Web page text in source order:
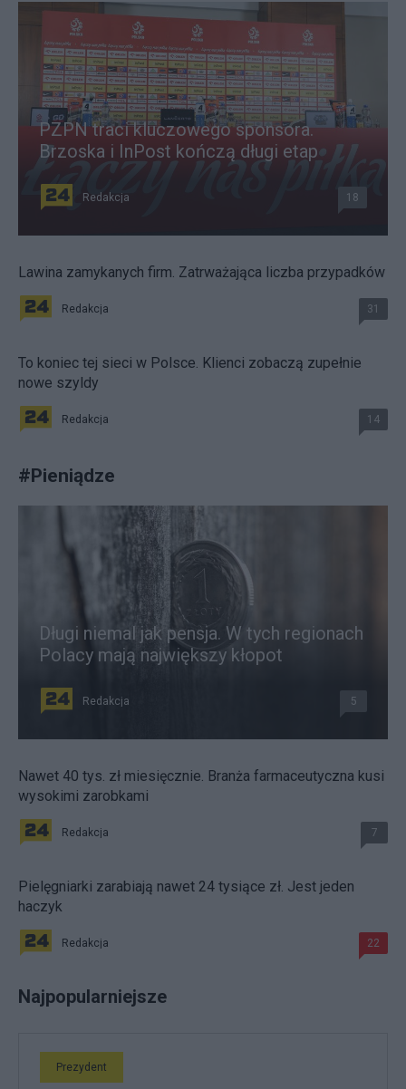
PZPN traci kluczowego sponsora.
Brzoska i InPost kończą długi etap
Redakcja 18
Lawina zamykanych firm. Zatrważająca liczba przypadków
Redakcja 31
To koniec tej sieci w Polsce. Klienci zobaczą zupełnie
nowe szyldy
Redakcja 14
#Pieniądze
Długi niemal jak pensja. W tych regionach
Polacy mają największy kłopot
Redakcja 5
Nawet 40 tys. zł miesięcznie. Branża farmaceutyczna kusi
wysokimi zarobkami
Redakcja 7
Pielęgniarki zarabiają nawet 24 tysiące zł. Jest jeden
haczyk
Redakcja 22
Najpopularniejsze
Prezydent